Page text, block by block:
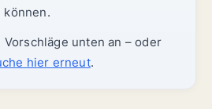
können.
unten an – oder
hier erneut.